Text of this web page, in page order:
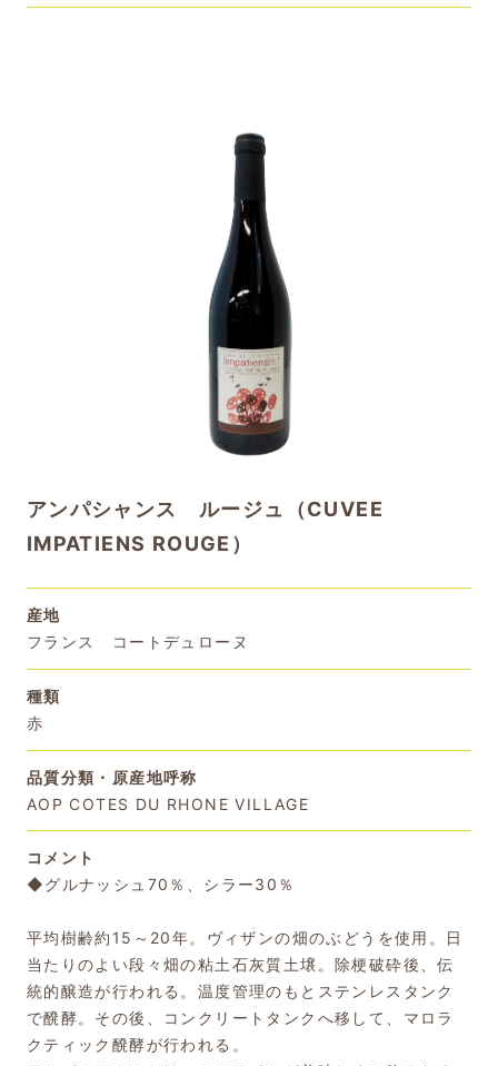
アンパシャンス ルージュ（CUVEE
IMPATIENS ROUGE）
産地
フランス コートデュローヌ
種類
赤
品質分類・原産地呼称
AOP COTES DU RHONE VILLAGE
コメント
◆グルナッシュ70％、シラー30％
平均樹齢約15～20年。ヴィザンの畑のぶどうを使用。日
当たりのよい段々畑の粘土石灰質土壌。除梗破砕後、伝
統的醸造が行われる。温度管理のもとステンレスタンク
で醗酵。その後、コンクリートタンクへ移して、マロラ
クティック醗酵が行われる。